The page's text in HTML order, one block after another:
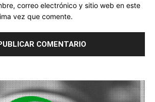
correo electrónico y sitio web en este
vez que comente.